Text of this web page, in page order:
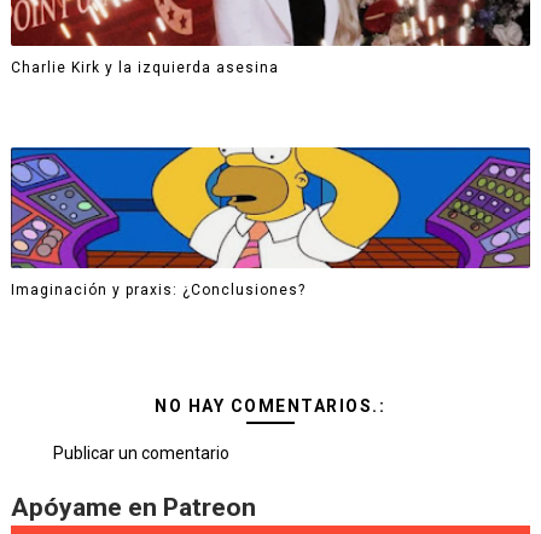
Charlie Kirk y la izquierda asesina
Imaginación y praxis: ¿Conclusiones?
NO HAY COMENTARIOS.:
Publicar un comentario
Apóyame en Patreon